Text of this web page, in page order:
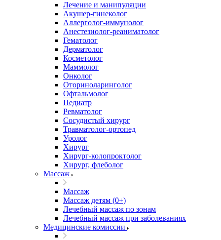
Лечение и манипуляции
Акушер-гинеколог
Аллерголог-иммунолог
Анестезиолог-реаниматолог
Гематолог
Дерматолог
Косметолог
Маммолог
Онколог
Оториноларинголог
Офтальмолог
Педиатр
Ревматолог
Сосудистый хирург
Травматолог-ортопед
Уролог
Хирург
Хирург-колопроктолог
Хирург, флеболог
Массаж
Массаж
Массаж детям (0+)
Лечебный массаж по зонам
Лечебный массаж при заболеваниях
Медицинские комиссии